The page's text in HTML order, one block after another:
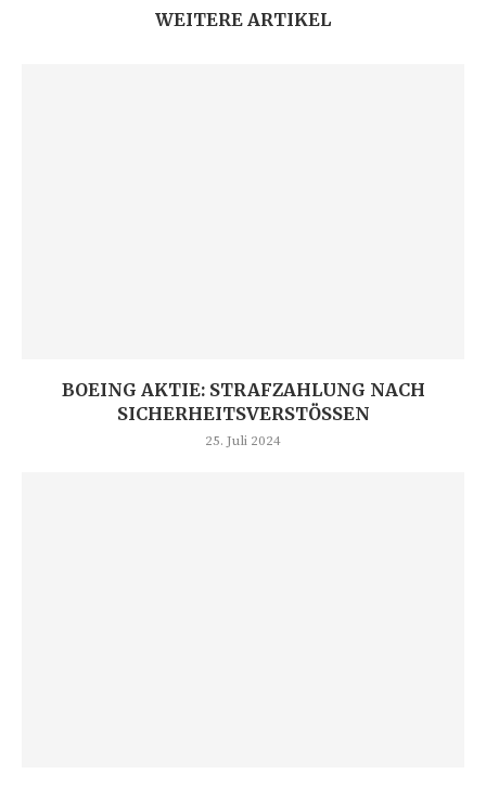
WEITERE ARTIKEL
BOEING AKTIE: STRAFZAHLUNG NACH
SICHERHEITSVERSTÖSSEN
25. Juli 2024